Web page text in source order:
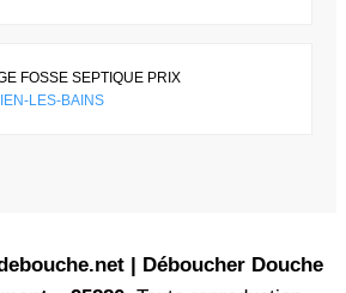
FOSSE SEPTIQUE PRIX
LES-BAINS
| Déboucher Douche